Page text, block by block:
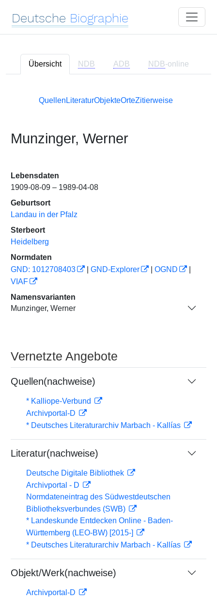
Deutsche Biographie
Übersicht NDB ADB NDB-online
Quellen LiteraturObjekteOrteZitierweise
Munzinger, Werner
Lebensdaten
1909-08-09 – 1989-04-08
Geburtsort
Landau in der Pfalz
Sterbeort
Heidelberg
Normdaten
GND: 1012708403
GND-Explorer OGND
VIAF
Namensvarianten
Munzinger, Werner
Vernetzte Angebote
Quellen(nachweise)
* Kalliope-Verbund
Archivportal-D
* Deutsches Literaturarchiv Marbach - Kallías
Literatur(nachweise)
Deutsche Digitale Bibliothek
Archivportal - D
Normdateneintrag des Südwestdeutschen
Bibliotheksverbundes (SWB)
* Landeskunde Entdecken Online - Baden-
Württemberg (LEO-BW) [2015-]
* Deutsches Literaturarchiv Marbach - Kallías
Objekt/Werk(nachweise)
Archivportal-D